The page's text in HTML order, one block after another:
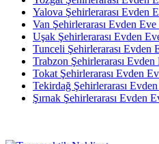
Yalova Şehirlerarası Evden
Van Şehirlerarası Evden
Uşak Şehirlerarası Evden
Tunceli Şehirlerarası Evden
Trabzon Şehirlerarası
Tokat Şehirlerarası Evden
Tekirdağ Şehirlerarası
Şırnak Şehirlerarası Evden